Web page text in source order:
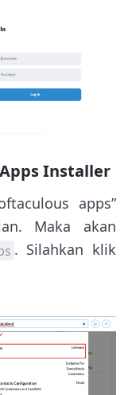
Installer
apps”
Maka akan
. Silahkan klik